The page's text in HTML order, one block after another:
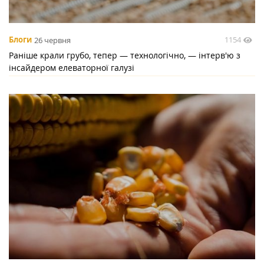
Блоги 26 червня 1154
Раніше крали грубо, тепер — технологічно, — інтерв'ю з
інсайдером елеваторної галузі